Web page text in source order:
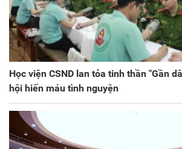
Học viện CSND lan tỏa tinh thần "Gần
hội hiến máu tình nguyện